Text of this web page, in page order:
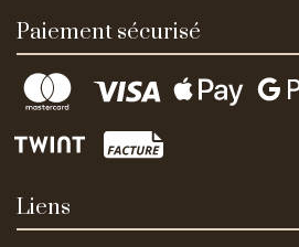
Paiement sécurisé
Liens